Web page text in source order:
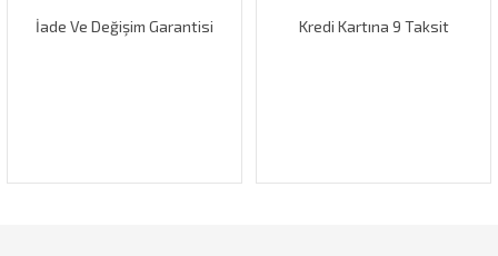
İade Ve Değişim Garantisi Kredi Kartına 9 Taksit